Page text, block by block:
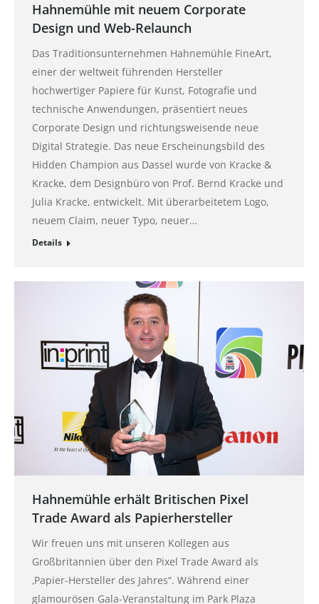
Hahnemühle mit neuem Corporate
Design und Web-Relaunch
Das Traditionsunternehmen Hahnemühle FineArt,
einer der weltweit führenden Hersteller
hochwertiger Papiere für Kunst, Fotografie und
technische Anwendungen, präsentiert neues
Corporate Design und richtungsweisende neue
Digital Strategie. Das neue Erscheinungsbild des
Hidden Champion aus Dassel wurde von Kracke &
Kracke, dem Designbüro von Prof. Bernd Kracke und
Julia Kracke, entwickelt. Mit überarbeitetem Logo,
neuem Claim, neuer Typo, neuer…
Details
Hahnemühle erhält Britischen Pixel
Trade Award als Papierhersteller
Wir freuen uns mit unseren Kollegen aus
Großbritannien über den Pixel Trade Award als
‚Papier-Hersteller des Jahres“. Während einer
glamourösen Gala-Veranstaltung im Park Plaza